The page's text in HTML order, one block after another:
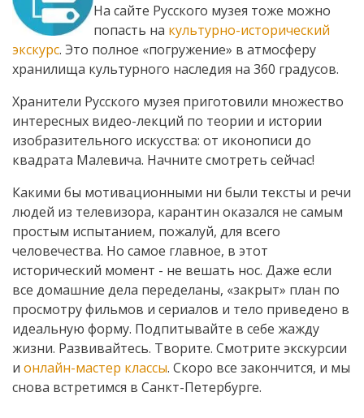
На сайте Русского музея тоже можно
попасть на культурно-исторический
экскурс. Это полное «погружение» в атмосферу
хранилища культурного наследия на 360 градусов.
Хранители Русского музея приготовили множество
интересных видео-лекций по теории и истории
изобразительного искусства: от иконописи до
квадрата Малевича. Начните смотреть сейчас!
Какими бы мотивационными ни были тексты и речи
людей из телевизора, карантин оказался не самым
простым испытанием, пожалуй, для всего
человечества. Но самое главное, в этот
исторический момент - не вешать нос. Даже если
все домашние дела переделаны, «закрыт» план по
просмотру фильмов и сериалов и тело приведено в
идеальную форму. Подпитывайте в себе жажду
жизни. Развивайтесь. Творите. Смотрите экскурсии
и онлайн-мастер классы. Скоро все закончится, и мы
снова встретимся в Санкт-Петербурге.